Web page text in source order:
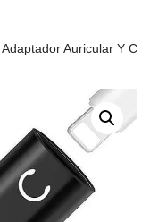
Auricular Y